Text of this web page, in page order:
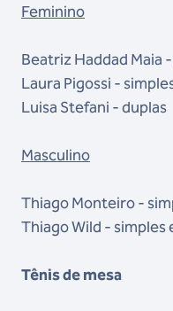
Feminino
Beatriz Haddad Maia
Laura Pigossi -
Luisa Stefani - duplas
Masculino
Thiago Monteiro -
Thiago Wild - simples
Tênis de mesa